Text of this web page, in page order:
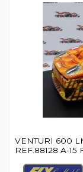
VENTURI 600
REF.88128 A-15